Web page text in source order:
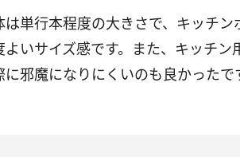
は単行本程度の大きさで、キッチ
よいサイズ感です。また、キッチ
に邪魔になりにくいのも良かった